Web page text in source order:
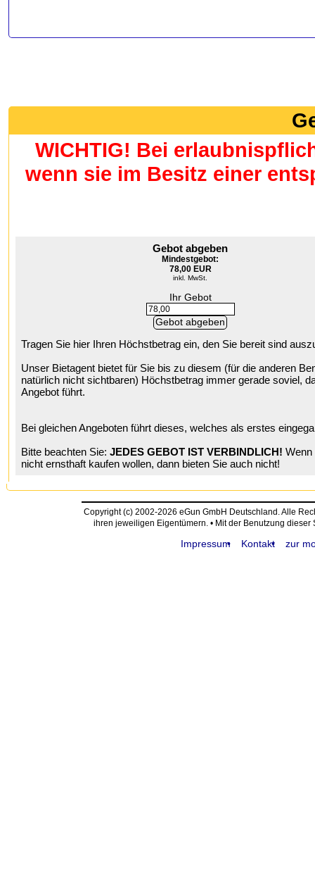
WICHTIG! Bei
wenn sie im Besitz einer
Gebot abgeben
Mindestgebot:
78,00 EUR
inkl. MwSt.
Ihr Gebot
Tragen Sie hier Ihren Höchstbetrag ein, den Sie bereit sind
Unser Bietagent bietet für Sie bis zu diesem (für die anderen
natürlich nicht sichtbaren) Höchstbetrag immer gerade soviel,
Angebot führt.
Bei gleichen Angeboten führt dieses, welches als erstes
Bitte beachten Sie: JEDES GEBOT IST VERBINDLICH! Wenn
nicht ernsthaft kaufen wollen, dann bieten Sie auch nicht!
Copyright (c) 2002-2026 eGun GmbH Deutschland. Alle
ihren jeweiligen Eigentümern. • Mit der Benutzung
Impressum Kontakt zur